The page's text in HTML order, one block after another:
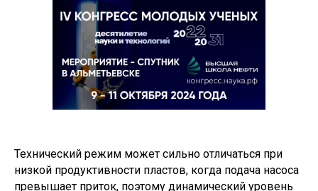
Технический режим может сильно отличаться при
низкой продуктивности пластов, когда подача насоса
превышает приток, поэтому динамический уровень